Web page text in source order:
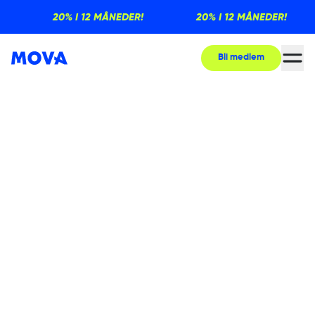
20% I 12 MÅNEDER! 20% I 12 MÅNEDER!
Bli medlem